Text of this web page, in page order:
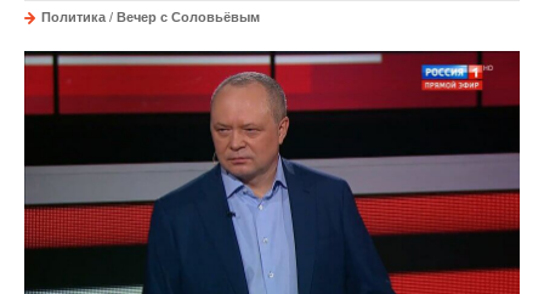
Политика / Вечер с Соловьёвым